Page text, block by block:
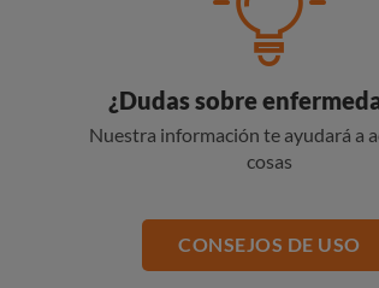
¿Dudas sobre
Nuestra información te ayudará a
cosas
CONSEJOS DE USO